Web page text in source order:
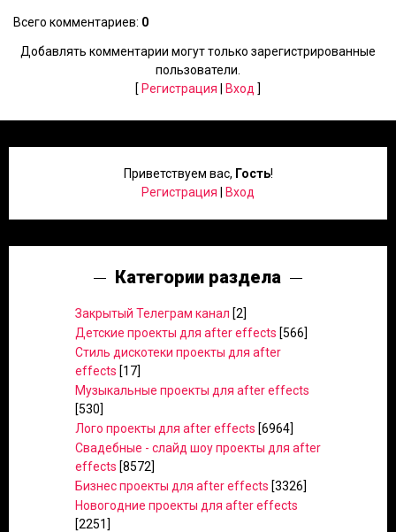
Всего комментариев: 0
Добавлять комментарии могут только зарегистрированные
пользователи.
[ Регистрация Вход ]
Приветствуем вас, Гость!
Регистрация
Вход
Категории раздела
Закрытый Телеграм канал [2]
Детские проекты для after effects [566]
Стиль дискотеки проекты для after
effects [17]
Музыкальные проекты для after effects
[530]
Лого проекты для after effects [6964]
Свадебные - слайд шоу проекты для after
effects [8572]
Бизнес проекты для after effects [3326]
Новогодние проекты для after effects
[2251]